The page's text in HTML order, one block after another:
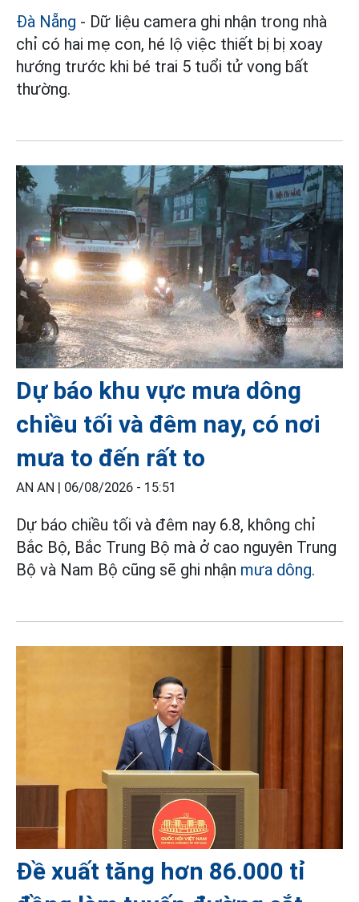
Đà Nẵng - Dữ liệu camera ghi nhận trong nhà
chỉ có hai mẹ con, hé lộ việc thiết bị bị xoay
hướng trước khi bé trai 5 tuổi tử vong bất
thường.
Dự báo khu vực mưa dông
chiều tối và đêm nay, có nơi
mưa to đến rất to
AN AN | 06/08/2026 - 15:51
Dự báo chiều tối và đêm nay 6.8, không chỉ
Bắc Bộ, Bắc Trung Bộ mà ở cao nguyên Trung
Bộ và Nam Bộ cũng sẽ ghi nhận mưa dông.
Đề xuất tăng hơn 86.000 tỉ